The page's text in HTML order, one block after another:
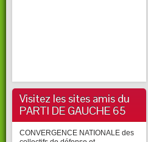
Visitez les sites amis du
PARTI DE GAUCHE 65
CONVERGENCE NATIONALE des